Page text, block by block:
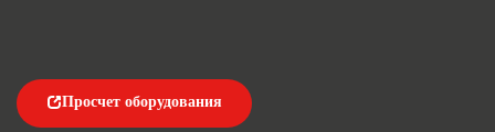
Просчет оборудования